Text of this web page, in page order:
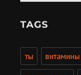
TAGS
ты витамины